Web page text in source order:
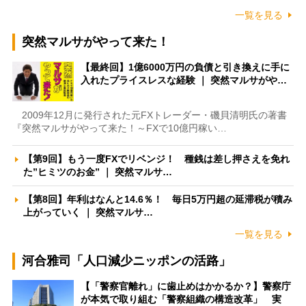
一覧を見る
突然マルサがやって来た！
【最終回】1億6000万円の負債と引き換えに手に
入れたプライスレスな経験 ｜ 突然マルサがや…
2009年12月に発行された元FXトレーダー・磯貝清明氏の著書
『突然マルサがやって来た！～FXで10億円稼い…
【第9回】もう一度FXでリベンジ！ 種銭は差し押さえを免れ
た”ヒミツのお金” ｜ 突然マルサ…
【第8回】年利はなんと14.6％！ 毎日5万円超の延滞税が積み
上がっていく ｜ 突然マルサ…
一覧を見る
河合雅司「人口減少ニッポンの活路」
【「警察官離れ」に歯止めはかかるか？】警察庁
が本気で取り組む「警察組織の構造改革」 実